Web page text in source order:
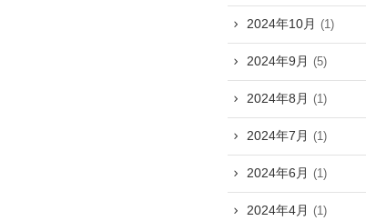
2024年10月 (1)
2024年9月 (5)
2024年8月 (1)
2024年7月 (1)
2024年6月 (1)
2024年4月 (1)